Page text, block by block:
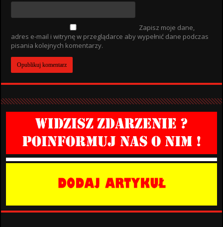
Zapisz moje dane,
adres e-mail i witrynę w przeglądarce aby wypełnić dane podczas
pisania kolejnych komentarzy.